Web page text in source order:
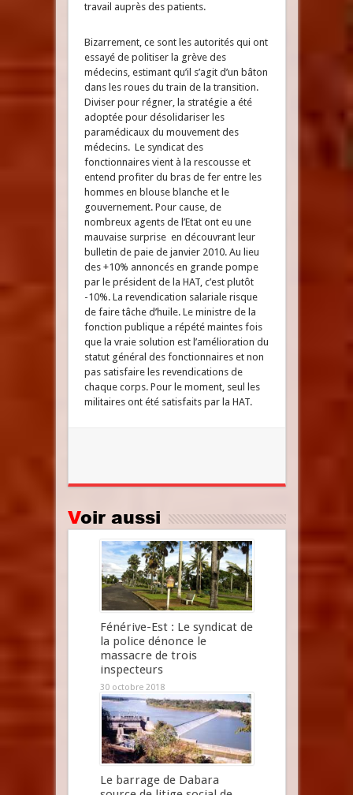
travail auprès des patients.
Bizarrement, ce sont les autorités qui ont
essayé de politiser la grève des
médecins, estimant qu’il s’agit d’un bâton
dans les roues du train de la transition.
Diviser pour régner, la stratégie a été
adoptée pour désolidariser les
paramédicaux du mouvement des
médecins. Le syndicat des
fonctionnaires vient à la rescousse et
entend profiter du bras de fer entre les
hommes en blouse blanche et le
gouvernement. Pour cause, de
nombreux agents de l’Etat ont eu une
mauvaise surprise en découvrant leur
bulletin de paie de janvier 2010. Au lieu
des +10% annoncés en grande pompe
par le président de la HAT, c’est plutôt
-10%. La revendication salariale risque
de faire tâche d’huile. Le ministre de la
fonction publique a répété maintes fois
que la vraie solution est l’amélioration du
statut général des fonctionnaires et non
pas satisfaire les revendications de
chaque corps. Pour le moment, seul les
militaires ont été satisfaits par la HAT.
Voir aussi
Fénérive-Est : Le syndicat de
la police dénonce le
massacre de trois
inspecteurs
30 octobre 2018
Le barrage de Dabara